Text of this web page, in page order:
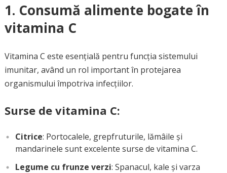
1. Consumă alimente bogate în
vitamina C
Vitamina C este esențială pentru funcția sistemului
imunitar, având un rol important în protejarea
organismului împotriva infecțiilor.
Surse de vitamina C:
Citrice: Portocalele, grepfruturile, lămâile și
mandarinele sunt excelente surse de vitamina C.
Legume cu frunze verzi: Spanacul, kale și varza